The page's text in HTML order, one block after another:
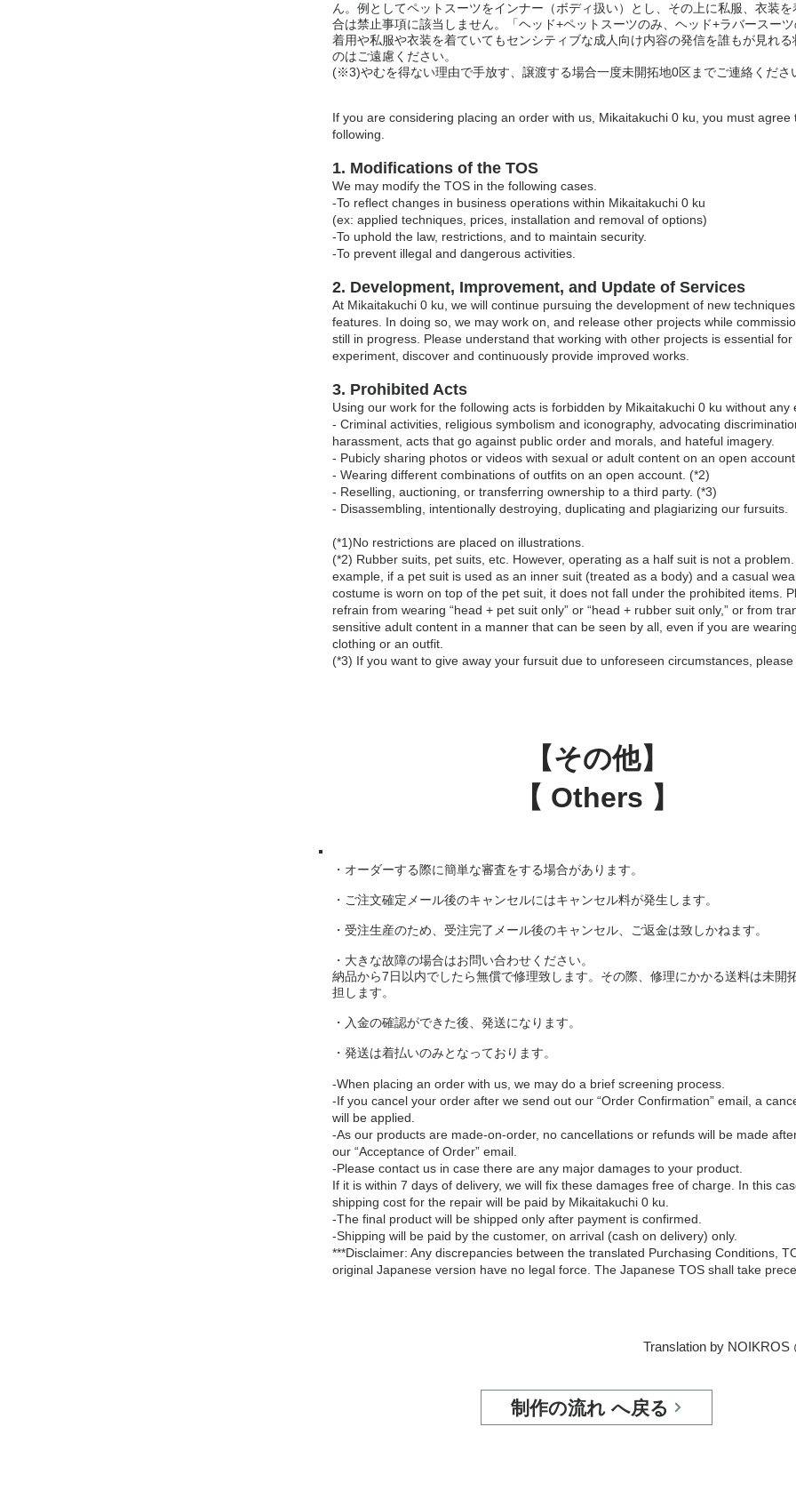
ん。例としてペットスーツをインナー（ボディ扱い）とし、その上に私服、衣装
合は禁止事項に該当しません。「ヘッド+ペットスーツのみ、ヘッド+ラバースー
着用や私服や衣装を着ていてもセンシティブな成人向け内容の発信を誰もが見れる
のはご遠慮ください。
(※3)やむを得ない理由で手放す、譲渡する場合一度未開拓地0区までご連絡くださ
If you are considering placing an order with us, Mikaitakuchi 0 ku, you must agree
following.
1. Modifications of the TOS
We may modify the TOS in the following cases.
-To reflect changes in business operations within Mikaitakuchi 0 ku
(ex: applied techniques, prices, installation and removal of options)
-To uphold the law, restrictions, and to maintain security.
-To prevent illegal and dangerous activities.
2. Development, Improvement, and Update of Services
At Mikaitakuchi 0 ku, we will continue pursuing the development of new
features. In doing so, we may work on, and release other projects while
still in progress. Please understand that working with other projects is essential for
experiment, discover and continuously provide improved works.
3. Prohibited Acts
Using our work for the following acts is forbidden by Mikaitakuchi 0 ku without any
- Criminal activities, religious symbolism and iconography, advocating
harassment, acts that go against public order and morals, and hateful imagery.
- Pubicly sharing photos or videos with sexual or adult content on an open
- Wearing different combinations of outfits on an open account. (*2)
- Reselling, auctioning, or transferring ownership to a third party. (*3)
- Disassembling, intentionally destroying, duplicating and plagiarizing our fursuits.
(*1)No restrictions are placed on illustrations.
(*2) Rubber suits, pet suits, etc. However, operating as a half suit is not a problem.
example, if a pet suit is used as an inner suit (treated as a body) and a casual
costume is worn on top of the pet suit, it does not fall under the prohibited items.
refrain from wearing “head + pet suit only” or “head + rubber suit only,” or from
sensitive adult content in a manner that can be seen by all, even if you are
clothing or an outfit.
(*3) If you want to give away your fursuit due to unforeseen circumstances, please
【その他】
【 Others 】
​・オーダーする際に簡単な審査をする場合があります。
・ご注文確定メール後のキャンセルにはキャンセル料が発生します。
・受注生産のため、受注完了メール後のキャンセル、ご返金は致しかねます。
・大きな故障の場合はお問い合わせください。
納品から7日以内でしたら無償で修理致します。その際、修理にかかる送料は未開
担します。
・入金の確認ができた後、発送になります。
・発送は着払いのみとなっております。
-When placing an order with us, we may do a brief screening process.
-If you cancel your order after we send out our “Order Confirmation” email, a
will be applied.
-As our products are made-on-order, no cancellations or refunds will be made
our “Acceptance of Order” email.
-Please contact us in case there are any major damages to your product.
If it is within 7 days of delivery, we will fix these damages free of charge. In this
shipping cost for the repair will be paid by Mikaitakuchi 0 ku.
-The final product will be shipped only after payment is confirmed.
-Shipping will be paid by the customer, on arrival (cash on delivery) only.
***Disclaimer: Any discrepancies between the translated Purchasing Conditions,
original Japanese version have no legal force. The Japanese TOS shall take
Translation by NOIKROS
制作の流れ へ戻る